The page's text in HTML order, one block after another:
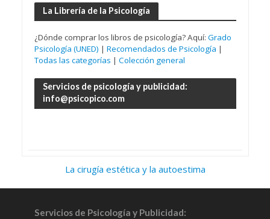
La Librería de la Psicología
¿Dónde comprar los libros de psicología? Aquí: Grado
Psicología (UNED) | Recomendados de Psicología |
Todas las categorías | Colección general
Servicios de psicología y publicidad:
info@psicopico.com
La cirugía estética y la autoestima
Servicios de Psicología y Publicidad: